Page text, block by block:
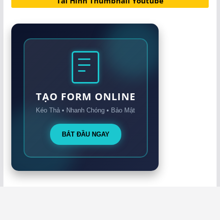
TẠO FORM ONLINE
Kéo Thả • Nhanh Chóng • Bảo Mật
BẮT ĐẦU NGAY